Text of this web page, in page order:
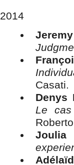
2014
Casati.
Denys
Le
Joulia